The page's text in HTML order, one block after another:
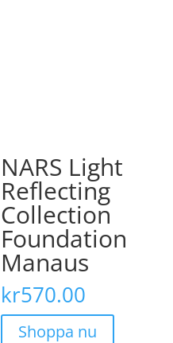
NARS Light
Reflecting
Collection
Foundation
Manaus
kr570.00
Shoppa nu